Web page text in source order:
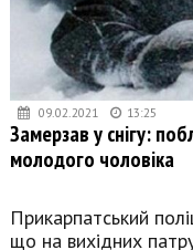
09.02.2021 13:25
Замерзав у снігу:
молодого чоловіка
Прикарпатський
що на вихідних